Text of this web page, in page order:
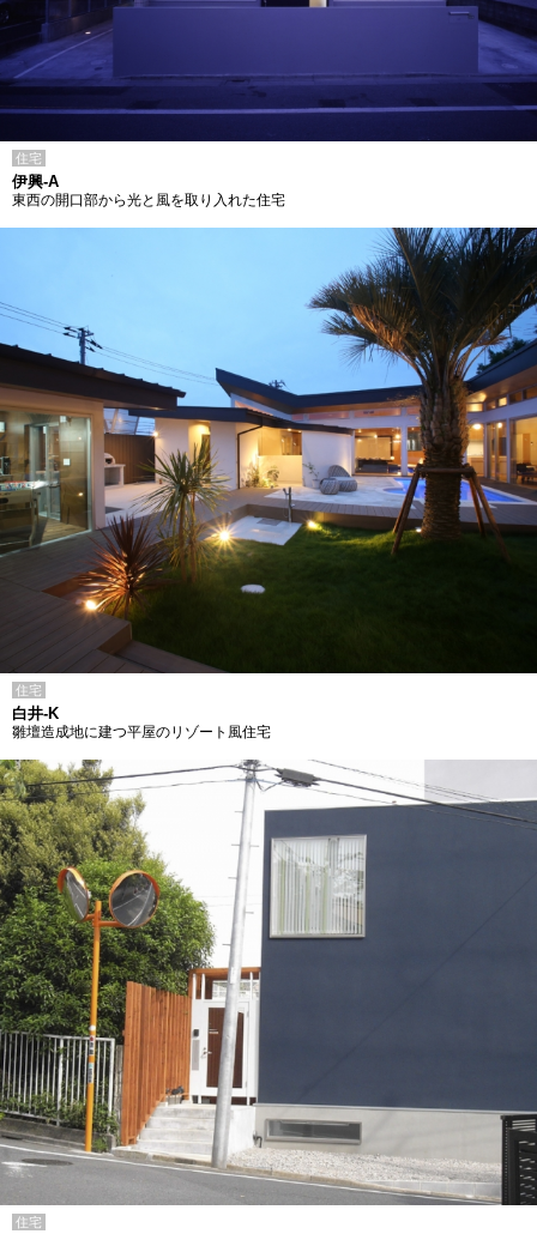
住宅
伊興-A
東西の開口部から光と風を取り入れた住宅
住宅
白井-K
雛壇造成地に建つ平屋のリゾート風住宅
住宅